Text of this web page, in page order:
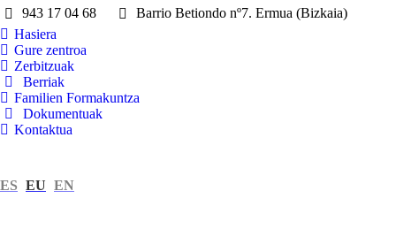
943 17 04 68
Barrio Betiondo nº7. Ermua (Bizkaia)
Hasiera
Gure zentroa
Zerbitzuak
Berriak
Familien Formakuntza
Dokumentuak
Kontaktua
ES EU EN